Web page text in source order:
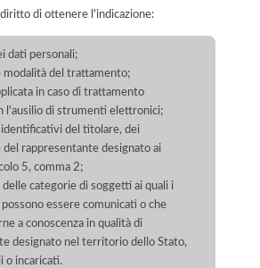
di ottenere l'indicazione:
dati personali;
modalità del trattamento;
in caso di trattamento
l'ausilio di strumenti elettronici;
del titolare, dei
del rappresentante designato ai
5, comma 2;
categorie di soggetti ai quali i
essere comunicati o che
a conoscenza in qualità di
designato nel territorio dello Stato,
o incaricati.